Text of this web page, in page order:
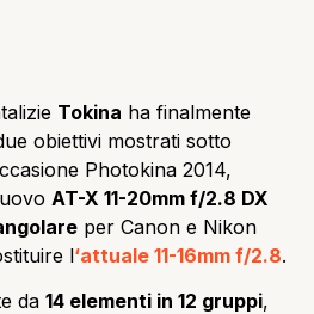
Tokina ha finalmente
obiettivi mostrati sotto
Photokina 2014,
AT-X 11-20mm f/2.8 DX
per Canon e Nikon
l‘attuale 11-16mm f/2.8.
da 14 elementi in 12 gruppi,